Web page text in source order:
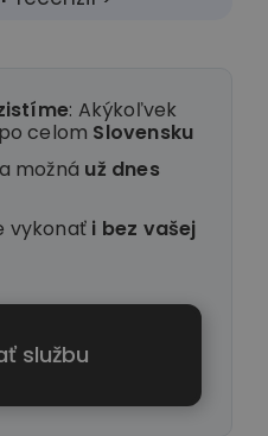
: Akýkoľvek
po celom Slovensku
možná už dnes
vykonať i bez vašej
službu